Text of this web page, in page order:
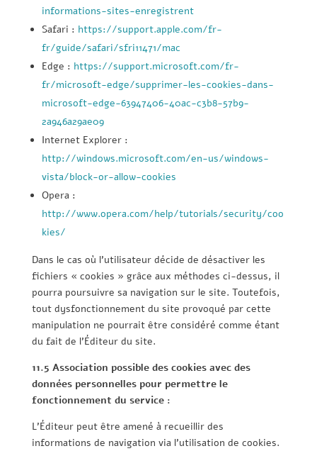
informations-sites-enregistrent
Safari : https://support.apple.com/fr-
fr/guide/safari/sfri11471/mac
Edge : https://support.microsoft.com/fr-
fr/microsoft-edge/supprimer-les-cookies-dans-
microsoft-edge-63947406-40ac-c3b8-57b9-
2a946a29ae09
Internet Explorer :
http://windows.microsoft.com/en-us/windows-
vista/block-or-allow-cookies
Opera :
http://www.opera.com/help/tutorials/security/coo
kies/
Dans le cas où l’utilisateur décide de désactiver les
fichiers « cookies » grâce aux méthodes ci-dessus, il
pourra poursuivre sa navigation sur le site. Toutefois,
tout dysfonctionnement du site provoqué par cette
manipulation ne pourrait être considéré comme étant
du fait de l’Éditeur du site.
11.5 Association possible des cookies avec des
données personnelles pour permettre le
fonctionnement du service :
L’Éditeur peut être amené à recueillir des
informations de navigation via l’utilisation de cookies.